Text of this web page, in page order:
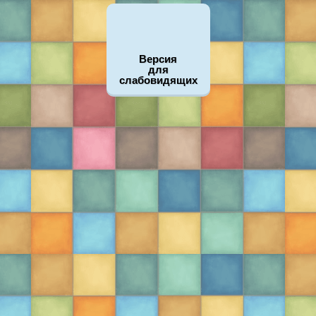
Версия
для
слабовидящих